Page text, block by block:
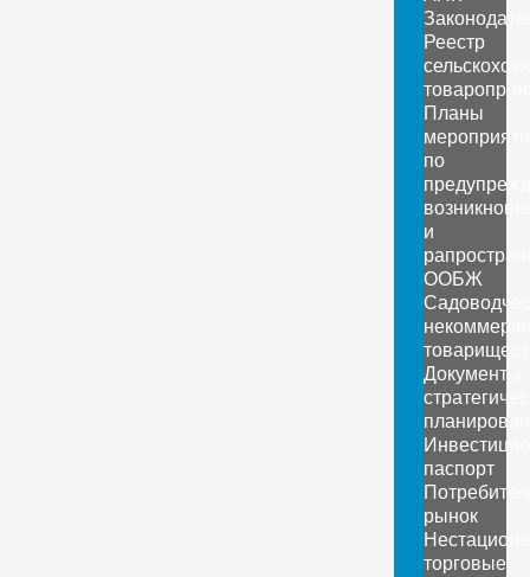
Реестр
Планы
по
и
ООБЖ
Документы
паспорт
рынок
торговые